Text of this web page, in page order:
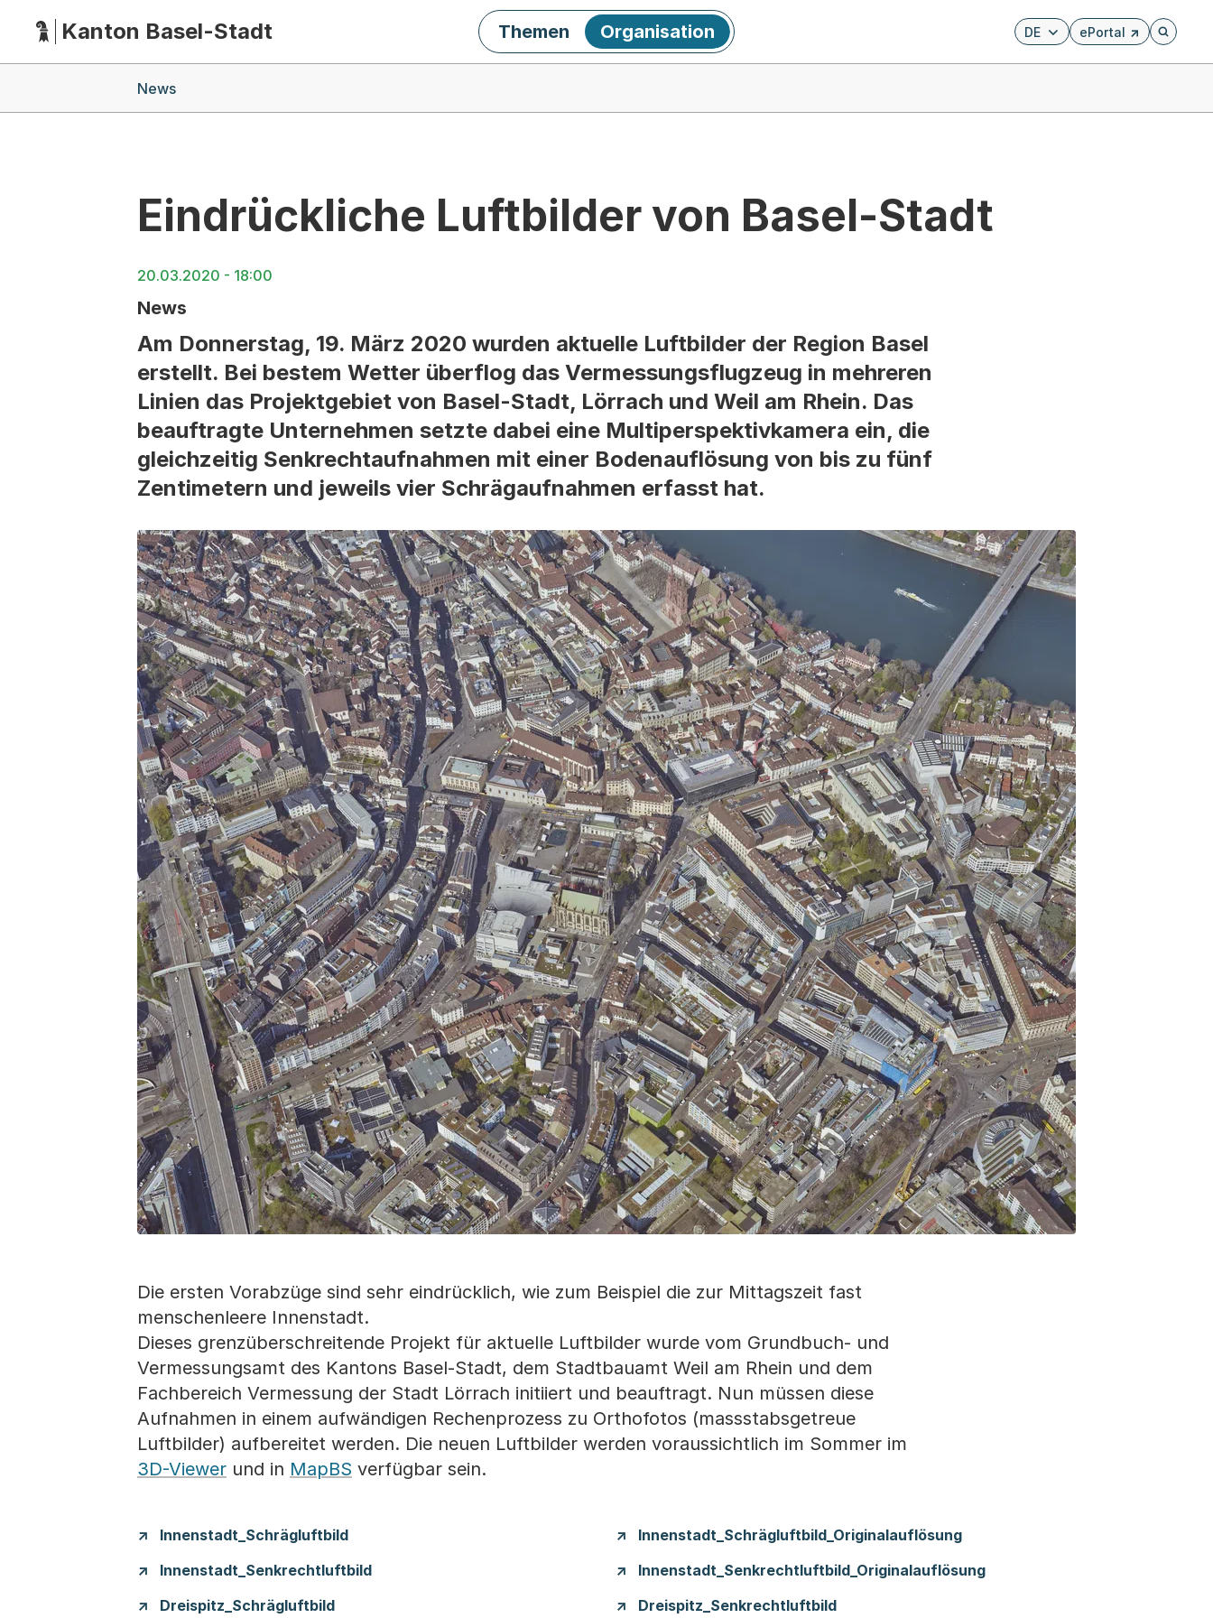
HauptnavigationKanton Basel-Stadt DE ePortal
Externer Link, wird in
Öffnet
Themen Organisation
News
Eindrückliche Luftbilder von Basel-Stadt
20.03.2020 - 18:00
News
Am Donnerstag, 19. März 2020 wurden aktuelle Luftbilder der Region Basel
erstellt. Bei bestem Wetter überflog das Vermessungsflugzeug in mehreren
Linien das Projektgebiet von Basel-Stadt, Lörrach und Weil am Rhein. Das
beauftragte Unternehmen setzte dabei eine Multiperspektivkamera ein, die
gleichzeitig Senkrechtaufnahmen mit einer Bodenauflösung von bis zu fünf
Zentimetern und jeweils vier Schrägaufnahmen erfasst hat.
Die ersten Vorabzüge sind sehr eindrücklich, wie zum Beispiel die zur Mittagszeit fast
menschenleere Innenstadt.
Dieses grenzüberschreitende Projekt für aktuelle Luftbilder wurde vom Grundbuch- und
Vermessungsamt des Kantons Basel-Stadt, dem Stadtbauamt Weil am Rhein und dem
Fachbereich Vermessung der Stadt Lörrach initiiert und beauftragt. Nun müssen diese
Aufnahmen in einem aufwändigen Rechenprozess zu Orthofotos (massstabsgetreue
Luftbilder) aufbereitet werden. Die neuen Luftbilder werden voraussichtlich im Sommer im
3D-Viewer und in MapBS verfügbar sein.
Innenstadt_Schrägluftbild
Innenstadt_Schrägluftbild_Originalauflösung
Innenstadt_Senkrechtluftbild
Innenstadt_Senkrechtluftbild_Originalauflösung
Dreispitz_Schrägluftbild
Dreispitz_Senkrechtluftbild